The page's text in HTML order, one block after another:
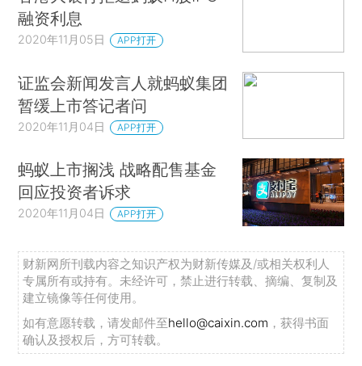
融资利息
2020年11月05日 APP打开
证监会新闻发言人就蚂蚁集团
暂缓上市答记者问
2020年11月04日 APP打开
蚂蚁上市搁浅 战略配售基金
回应投资者诉求
2020年11月04日 APP打开
财新网所刊载内容之知识产权为财新传媒及/或相关权利人
专属所有或持有。未经许可，禁止进行转载、摘编、复制及
建立镜像等任何使用。
如有意愿转载，请发邮件至hello@caixin.com ，获得书面
确认及授权后，方可转载。